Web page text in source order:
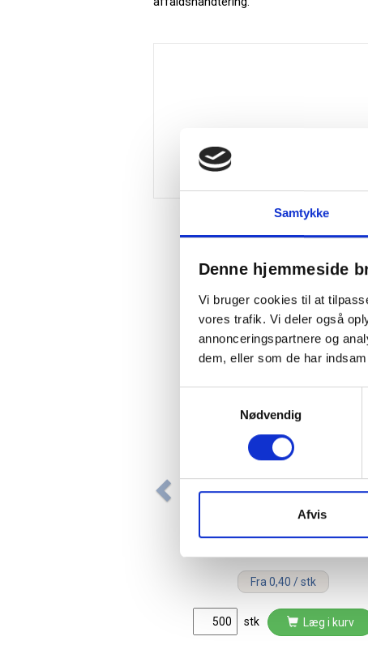
Samtykke
Denne hjemmeside
Vi bruger cookies til at
vores trafik. Vi deler også
annonceringspartnere og
dem, eller som de har
Nødvendig
Afvis
holder LDPE/RE3 25x37cm 5
liter hvid
Fra 0,40 / stk
stk Læg i kurv